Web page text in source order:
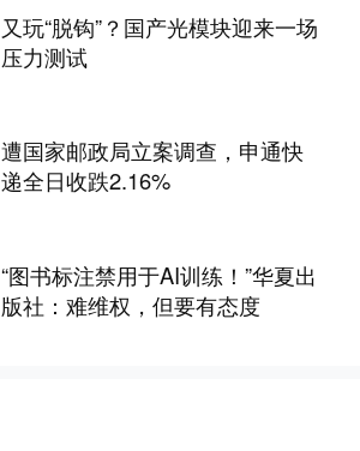
又玩“脱钩”？国产光模块迎来一场
压力测试
遭国家邮政局立案调查，申通快
递全日收跌2.16%
“图书标注禁用于AI训练！”华夏出
版社：难维权，但要有态度